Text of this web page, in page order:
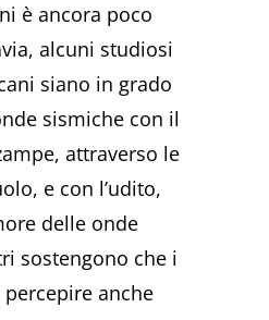
è ancora poco
alcuni studiosi
siano in grado
sismiche con il
attraverso le
e con l’udito,
delle onde
sostengono che i
anche